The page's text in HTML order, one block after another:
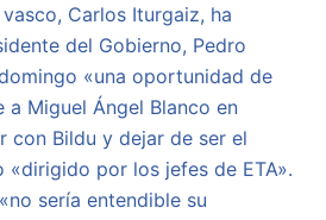
Carlos Iturgaiz, ha
del Gobierno, Pedro
«una oportunidad de
a Miguel Ángel Blanco en
con Bildu y dejar de ser el
por los jefes de ETA».
sería entendible su